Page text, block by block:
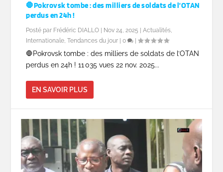
🛑Pokrovsk tombe : des milliers de soldats de l’OTAN
perdus en 24h !
Posté par Frédéric DIALLO | Nov 24, 2025 |Actualités,
Internationale,Tendances du jour |0 |
🛑Pokrovsk tombe : des milliers de soldats de l’OTAN
perdus en 24h ! 11 035 vues 22 nov. 2025...
EN SAVOIR PLUS